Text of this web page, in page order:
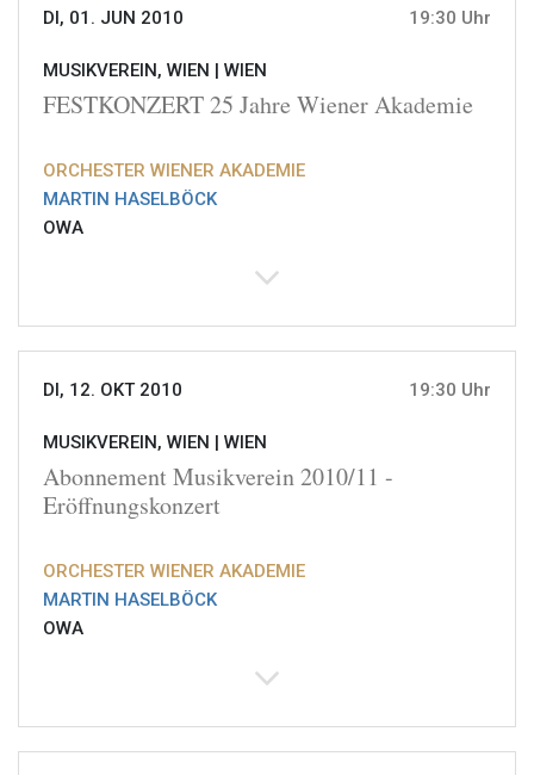
DI, 01. JUN 2010 19:30 Uhr
MUSIKVEREIN, WIEN | WIEN
FESTKONZERT 25 Jahre Wiener Akademie
ORCHESTER WIENER AKADEMIE
MARTIN HASELBÖCK
OWA
DI, 12. OKT 2010 19:30 Uhr
MUSIKVEREIN, WIEN | WIEN
Abonnement Musikverein 2010/11 -
Eröffnungskonzert
ORCHESTER WIENER AKADEMIE
MARTIN HASELBÖCK
OWA